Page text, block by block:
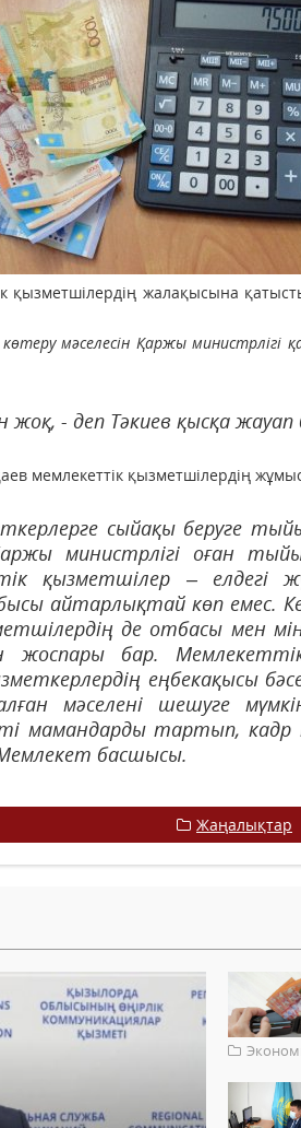
қызметшілердің жалақысына
мәселесін Қаржы
- деп Тәкиев қысқа жауап
мемлекеттік қызметшілердің
сыйақы беруге
министрлігі оған
қызметшілер – елдегі
айтарлықтай көп емес.
де отбасы мен
бар. Мемлекеттік
еңбекақысы
мәселені шешуге
мамандарды тартып, кадр
басшысы.
Жаңалықтар